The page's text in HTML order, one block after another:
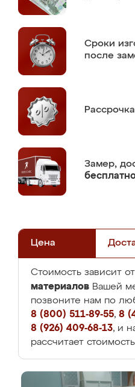
Сроки
после
Рассрочка
Замер,
Цена
Стоимость зависит от
материалов Вашей
позвоните нам по
8 (800) 511-89-55, 8
8 (926) 409-68-13, и
рассчитает